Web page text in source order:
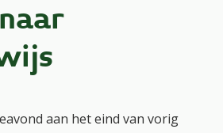
aan het eind van vorig